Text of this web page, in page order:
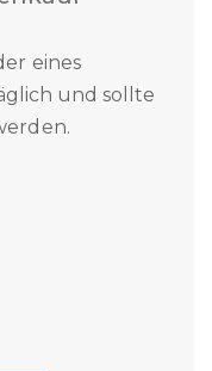
eines